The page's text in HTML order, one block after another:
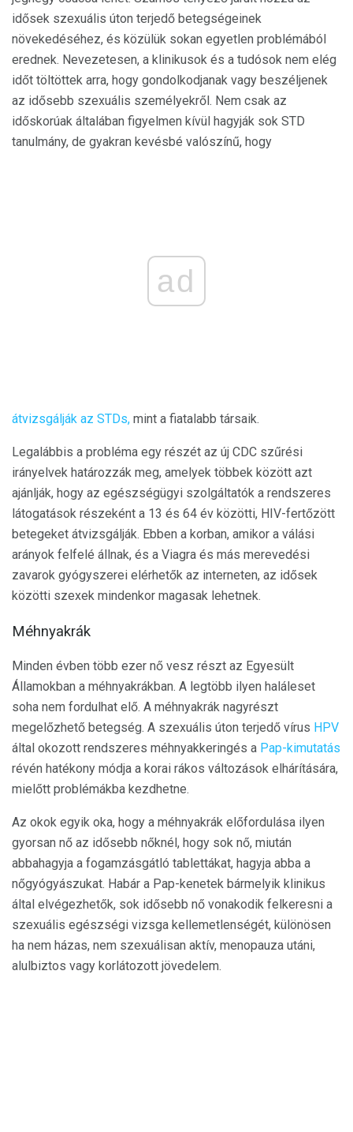
idősek szexuális úton terjedő betegségeinek
növekedéséhez, és közülük sokan egyetlen problémából
erednek. Nevezetesen, a klinikusok és a tudósok nem elég
időt töltöttek arra, hogy gondolkodjanak vagy beszéljenek
az idősebb szexuális személyekről. Nem csak az
időskorúak általában figyelmen kívül hagyják sok STD
tanulmány, de gyakran kevésbé valószínű, hogy
ad
átvizsgálják az STDs, mint a fiatalabb társaik.
Legalábbis a probléma egy részét az új CDC szűrési
irányelvek határozzák meg, amelyek többek között azt
ajánlják, hogy az egészségügyi szolgáltatók a rendszeres
látogatások részeként a 13 és 64 év közötti, HIV-fertőzött
betegeket átvizsgálják. Ebben a korban, amikor a válási
arányok felfelé állnak, és a Viagra és más merevedési
zavarok gyógyszerei elérhetők az interneten, az idősek
közötti szexek mindenkor magasak lehetnek.
Méhnyakrák
Minden évben több ezer nő vesz részt az Egyesült
Államokban a méhnyakrákban. A legtöbb ilyen haláleset
soha nem fordulhat elő. A méhnyakrák nagyrészt
megelőzhető betegség. A szexuális úton terjedő vírus HPV
által okozott rendszeres méhnyakkeringés a Pap-kimutatás
révén hatékony módja a korai rákos változások elhárítására,
mielőtt problémákba kezdhetne.
Az okok egyik oka, hogy a méhnyakrák előfordulása ilyen
gyorsan nő az idősebb nőknél, hogy sok nő, miután
abbahagyja a fogamzásgátló tablettákat, hagyja abba a
nőgyógyászukat. Habár a Pap-kenetek bármelyik klinikus
által elvégezhetők, sok idősebb nő vonakodik felkeresni a
szexuális egészségi vizsga kellemetlenségét, különösen
ha nem házas, nem szexuálisan aktív, menopauza utáni,
alulbiztos vagy korlátozott jövedelem.